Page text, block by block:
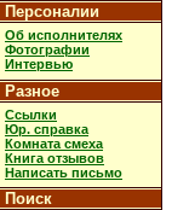
Персоналии
Об исполнителях
Фотографии
Интервью
Разное
Ссылки
Юр. справка
Комната смеха
Книга отзывов
Написать письмо
Поиск